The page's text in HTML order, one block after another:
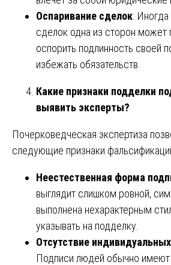
Оспаривание сделок:
сделок одна из сторон может
оспорить подлинность своей
избежать обязательств.
Какие признаки подделки
выявить эксперты?
Почерковедческая экспертиза
следующие признаки
Неестественная форма
выглядит слишком ровной,
выполнена нехарактерным
указывать на подделку.
Отсутствие
Подписи людей обычно имеют